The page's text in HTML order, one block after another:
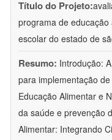
Título do Projeto:
programa de
escolar do estado de
Resumo: Introdução:
para implementação
Educação Alimentar e
da saúde e prevenção
Alimentar: Integrando